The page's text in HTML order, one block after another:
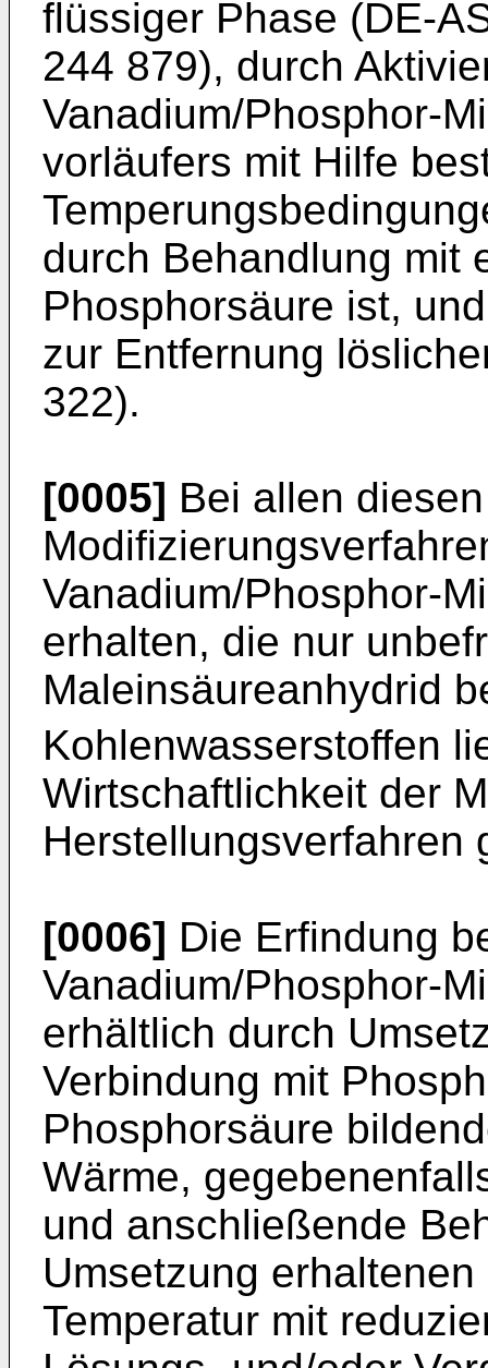
flüssiger Phase (DE-
244 879), durch
Vanadium/Phosphor-
vorläufers mit Hilfe
durch Behandlung mit
Phosphorsäure ist,
zur Entfernung
322).
[0005] Bei allen
Vanadium/Phosphor-
erhalten, die nur
Maleinsäureanhydrid
Kohlenwasserstoffen
Wirtschaftlichkeit der
Herstellungsverfahren
[0006] Die Erfindung
Vanadium/Phosphor-
erhältlich durch
Verbindung mit
Phosphorsäure
Wärme,
und anschließende
Umsetzung
Temperatur mit